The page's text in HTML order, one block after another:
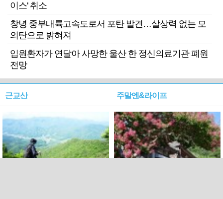
이스' 취소
창녕 중부내륙고속도로서 포탄 발견…살상력 없는 모
의탄으로 밝혀져
입원환자가 연달아 사망한 울산 한 정신의료기관 폐원
전망
근교산 주말엔&라이프